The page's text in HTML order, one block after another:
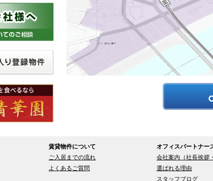
賃貸物件について
ご入居までの流れ
よくあるご質問
オフィスパートナー
会社案内（社長挨拶
選ばれる理由
スタッフブログ